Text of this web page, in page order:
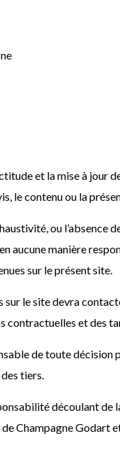
et la mise à jour
le contenu ou la
ou l’absence
aucune manière
sur le présent site.
sur le site devra
contractuelles et des
de toute décision
tiers.
découlant de
Champagne Godart